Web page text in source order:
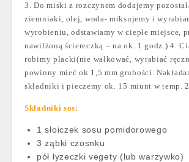
3. Do miski z rozczynem dodajemy
ziemniaki, olej, woda- miksujemy i
wyrobieniu, odstawiamy w ciepłe miejsce,
nawilżoną ściereczką – na ok. 1 godz.) 4.
robimy placki(nie wałkować, wyrabiać
powinny mieć ok 1,5 mm grubości.
składniki i pieczemy ok. 15 miunt w temp.
Składniki sos:
1 słoiczek sosu pomidorowego
3 ząbki czosnku
pół łyzeczki vegety (lub warzywko)